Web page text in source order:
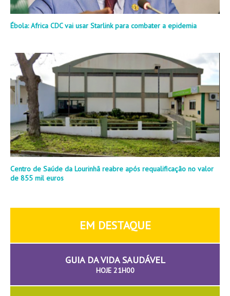
Ébola: Africa CDC vai usar Starlink para combater a epidemia
Centro de Saúde da Lourinhã reabre após requalificação no valor
de 855 mil euros
EM DESTAQUE
GUIA DA VIDA SAUDÁVEL
HOJE 21H00